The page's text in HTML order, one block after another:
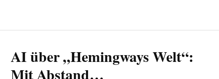
AI über „Hemingways Welt“:
Mit Abstand…